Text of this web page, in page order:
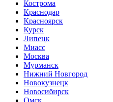
Кострома
Краснодар
Красноярск
Курск
Липецк
Миасс
Москва
Мурманск
Нижний Новгород
Новокузнецк
Новосибирск
Омск